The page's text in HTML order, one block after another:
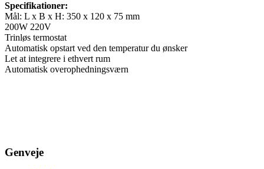
Specifikationer:
Mål: L x B x H: 350 x 120 x 75 mm
200W 220V
Trinløs termostat
Automatisk opstart ved den temperatur du ønsker
Let at integrere i ethvert rum
Automatisk overophedningsværn
Genveje